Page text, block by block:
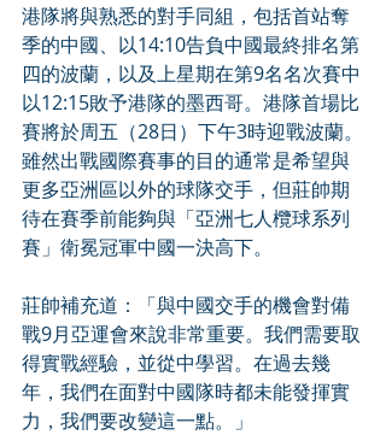
港隊將與熟悉的對手同組，包括首站奪
季的中國、以14:10告負中國最終排名第
四的波蘭，以及上星期在第9名名次賽中
以12:15敗予港隊的墨西哥。港隊首場比
賽將於周五（28日）下午3時迎戰波蘭。
雖然出戰國際賽事的目的通常是希望與
更多亞洲區以外的球隊交手，但莊帥期
待在賽季前能夠與「亞洲七人欖球系列
賽」衛冕冠軍中國一決高下。
莊帥補充道：「與中國交手的機會對備
戰9月亞運會來說非常重要。我們需要取
得實戰經驗，並從中學習。在過去幾
年，我們在面對中國隊時都未能發揮實
力，我們要改變這一點。」